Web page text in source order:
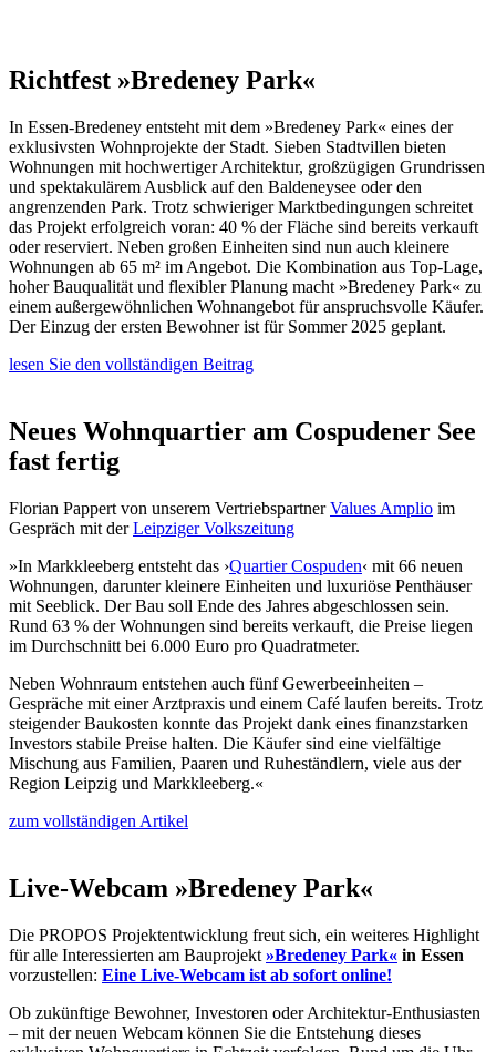
Richtfest »Bredeney Park«
In Essen-Bredeney entsteht mit dem »Bredeney Park« eines der
exklusivsten Wohnprojekte der Stadt. Sieben Stadtvillen bieten
Wohnungen mit hochwertiger Architektur, großzügigen Grundrissen
und spektakulärem Ausblick auf den Baldeneysee oder den
angrenzenden Park. Trotz schwieriger Marktbedingungen schreitet
das Projekt erfolgreich voran: 40 % der Fläche sind bereits verkauft
oder reserviert. Neben großen Einheiten sind nun auch kleinere
Wohnungen ab 65 m² im Angebot. Die Kombination aus Top-Lage,
hoher Bauqualität und flexibler Planung macht »Bredeney Park« zu
einem außergewöhnlichen Wohnangebot für anspruchsvolle Käufer.
Der Einzug der ersten Bewohner ist für Sommer 2025 geplant.
lesen Sie den vollständigen Beitrag
Neues Wohnquartier am Cospudener See
fast fertig
Florian Pappert von unserem VertriebspartnerValues Amplio im
Gespräch mit derLeipziger Volkszeitung
»In Markkleeberg entsteht das ›Quartier Cospuden‹ mit 66 neuen
Wohnungen, darunter kleinere Einheiten und luxuriöse Penthäuser
mit Seeblick. Der Bau soll Ende des Jahres abgeschlossen sein.
Rund 63 % der Wohnungen sind bereits verkauft, die Preise liegen
im Durchschnitt bei 6.000 Euro pro Quadratmeter.
Neben Wohnraum entstehen auch fünf Gewerbeeinheiten –
Gespräche mit einer Arztpraxis und einem Café laufen bereits. Trotz
steigender Baukosten konnte das Projekt dank eines finanzstarken
Investors stabile Preise halten. Die Käufer sind eine vielfältige
Mischung aus Familien, Paaren und Ruheständlern, viele aus der
Region Leipzig und Markkleeberg.«
zum vollständigen Artikel
Live-Webcam »Bredeney Park«
Die PROPOS Projektentwicklung freut sich, ein weiteres Highlight
für alle Interessierten am Bauprojekt »Bredeney Park« in Essen
vorzustellen: Eine Live-Webcam ist ab sofort online!
Ob zukünftige Bewohner, Investoren oder Architektur-Enthusiasten
– mit der neuen Webcam können Sie die Entstehung dieses